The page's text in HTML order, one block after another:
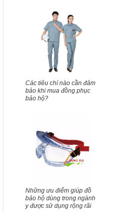
Các tiêu chí nào cần đảm
bảo khi mua đồng phục
bảo hộ?
Những ưu điểm giúp đồ
bảo hộ dùng trong ngành
y được sử dụng rộng rãi